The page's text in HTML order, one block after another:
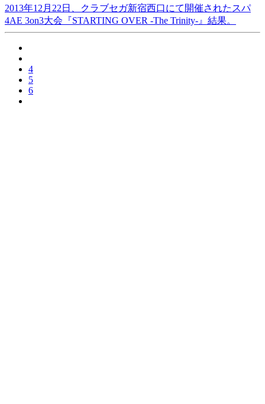
2013年12月22日、クラブセガ新宿西口にて開催されたスパ
4AE 3on3大会『STARTING OVER -The Trinity-』結果。
4
5
6